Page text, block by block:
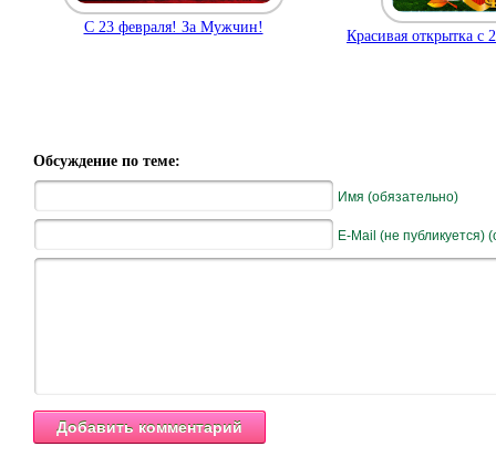
С 23 февраля! За Мужчин!
Красивая открытка с
Обсуждение по теме:
Имя (обязательно)
E-Mail (не публикуется)